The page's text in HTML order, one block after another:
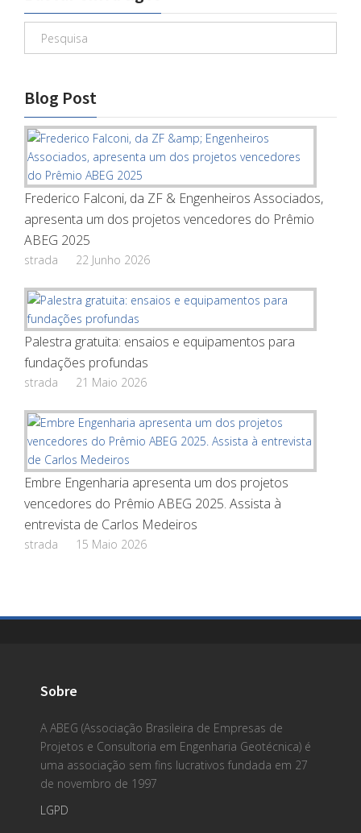
Blog Post
Frederico Falconi, da ZF & Engenheiros Associados,
apresenta um dos projetos vencedores do Prêmio
ABEG 2025
strada 22 Junho 2026
Palestra gratuita: ensaios e equipamentos para
fundações profundas
strada 21 Maio 2026
Embre Engenharia apresenta um dos projetos
vencedores do Prêmio ABEG 2025. Assista à
entrevista de Carlos Medeiros
strada 15 Maio 2026
Sobre
A ABEG (Associação Brasileira de Empresas de
Projetos e Consultoria em Engenharia Geotécnica) é
uma associação sem fins lucrativos fundada em 27
de novembro de 1997
LGPD